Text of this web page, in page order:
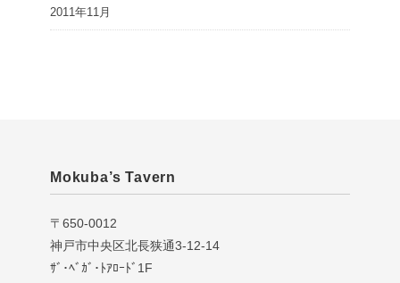
2011年11月
Mokuba’s Tavern
〒650-0012
神戸市中央区北長狭通3-12-14
ｻﾞ･ﾍﾞｶﾞ･ﾄｱﾛｰﾄﾞ1F